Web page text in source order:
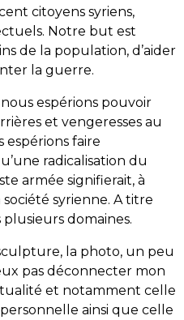
citoyens syriens,
Notre but est
de la population, d’aider
la guerre.
espérions pouvoir
et vengeresses au
espérions faire
radicalisation du
armée signifierait, à
syrienne. A titre
domaines.
la photo, un peu
pas déconnecter mon
et notamment celle
ainsi que celle